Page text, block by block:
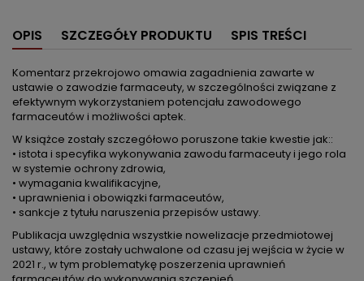
OPIS SZCZEGÓŁY PRODUKTU SPIS TREŚCI
Komentarz przekrojowo omawia zagadnienia zawarte w
ustawie o zawodzie farmaceuty, w szczególności związane z
efektywnym wykorzystaniem potencjału zawodowego
farmaceutów i możliwości aptek.
W książce zostały szczegółowo poruszone takie kwestie jak::
• istota i specyfika wykonywania zawodu farmaceuty i jego rola
w systemie ochrony zdrowia,
• wymagania kwalifikacyjne,
• uprawnienia i obowiązki farmaceutów,
• sankcje z tytułu naruszenia przepisów ustawy.
Publikacja uwzględnia wszystkie nowelizacje przedmiotowej
ustawy, które zostały uchwalone od czasu jej wejścia w życie w
2021 r., w tym problematykę poszerzenia uprawnień